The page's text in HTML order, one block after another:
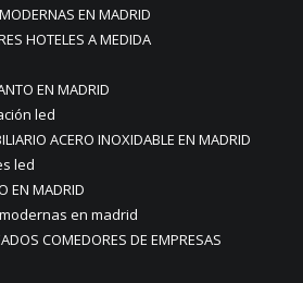
EN MADRID
HOTELES A MEDIDA
EN MADRID
led
ACERO INOXIDABLE EN MADRID
led
EN MADRID
en madrid
COMEDORES DE EMPRESAS